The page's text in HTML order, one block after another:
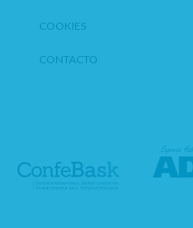
COOKIES
CONTACTO